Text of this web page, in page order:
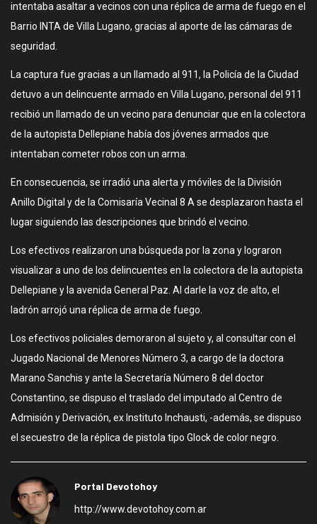
intentaba asaltar a vecinos con una réplica de arma de fuego en el
Barrio INTA de Villa Lugano, gracias al aporte de las cámaras de
seguridad.
La captura fue gracias a un llamado al 911, la Policía de la Ciudad
detuvo a un delincuente armado en Villa Lugano, personal del 911
recibió un llamado de un vecino para denunciar que en la colectora
de la autopista Dellepiane había dos jóvenes armados que
intentaban cometer robos con un arma.
En consecuencia, se irradió una alerta y móviles de la División
Anillo Digital y de la Comisaría Vecinal 8 A se desplazaron hasta el
lugar siguiendo las descripciones que brindó el vecino.
Los efectivos realizaron una búsqueda por la zona y lograron
visualizar a uno de los delincuentes en la colectora de la autopista
Dellepiane y la avenida General Paz. Al darle la voz de alto, el
ladrón arrojó una réplica de arma de fuego.
Los efectivos policiales demoraron al sujeto y, al consultar con el
Jugado Nacional de Menores Número 3, a cargo de la doctora
Marano Sanchis y ante la Secretaría Número 8 del doctor
Constantino, se dispuso el traslado del imputado al Centro de
Admisión y Derivación, ex Instituto Inchausti, -además, se dispuso
el secuestro de la réplica de pistola tipo Glock de color negro.
Portal Devotohoy
http://www.devotohoy.com.ar